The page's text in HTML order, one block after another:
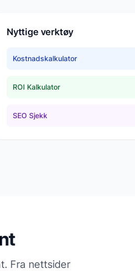
Nyttige verktøy
Kostnadskalkulator
ROI Kalkulator
SEO Sjekk
. Fra nettsider